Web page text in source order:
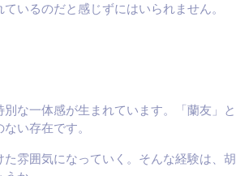
いるのだと感じずにはいられません。
な一体感が生まれています。「蘭友」と
い存在です。
雰囲気になっていく。そんな経験は、胡